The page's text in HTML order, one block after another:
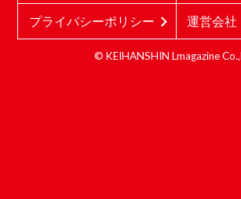
プライバシーポリシー 運営会社
© KEIHANSHIN Lmagazine